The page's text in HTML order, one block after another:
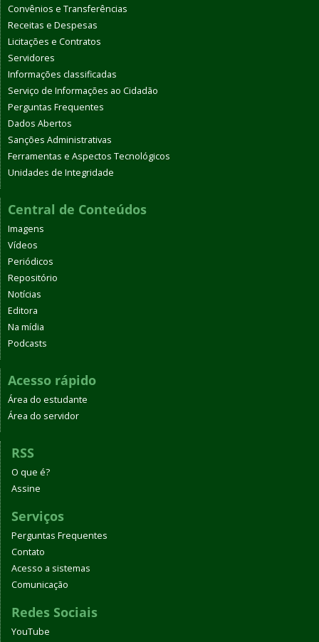
Convênios e Transferências
Receitas e Despesas
Licitações e Contratos
Servidores
Informações classificadas
Serviço de Informações ao Cidadão
Perguntas Frequentes
Dados Abertos
Sanções Administrativas
Ferramentas e Aspectos Tecnológicos
Unidades de Integridade
Central de Conteúdos
Imagens
Vídeos
Periódicos
Repositório
Notícias
Editora
Na mídia
Podcasts
Acesso rápido
Área do estudante
Área do servidor
RSS
O que é?
Assine
Serviços
Perguntas Frequentes
Contato
Acesso a sistemas
Comunicação
Redes Sociais
YouTube